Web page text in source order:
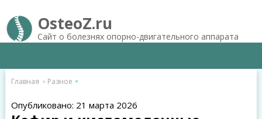
OsteoZ.ru
Сайт о болезнях опорно-двигательного аппарата
Главная Разное
Опубликовано: 21 марта 2026